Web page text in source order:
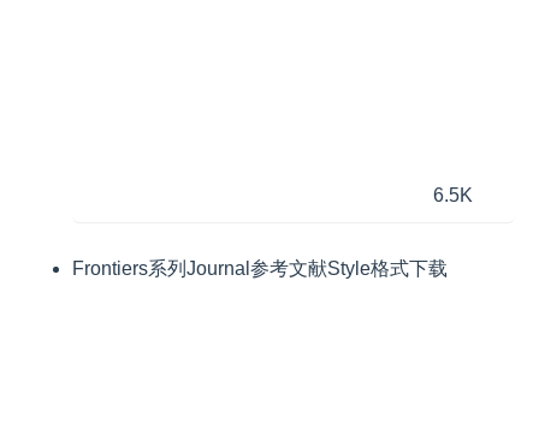
6.5K
Frontiers系列Journal参考文献Style格式下载